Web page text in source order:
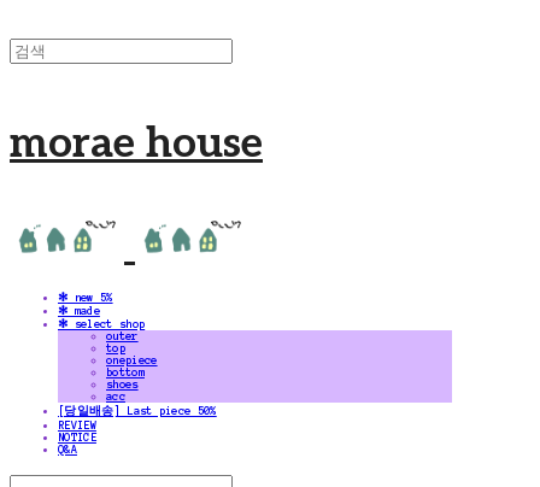
morae house
✻ new 5%
✻ made
✻ select shop
outer
top
onepiece
bottom
shoes
acc
[당일배송] Last piece 50%
REVIEW
NOTICE
Q&A